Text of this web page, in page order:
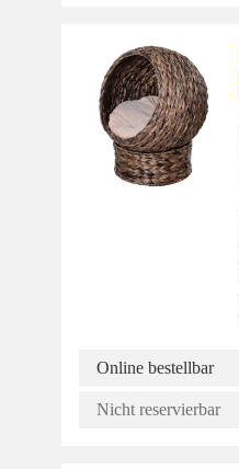
Online bestellbar
Nicht reservierbar